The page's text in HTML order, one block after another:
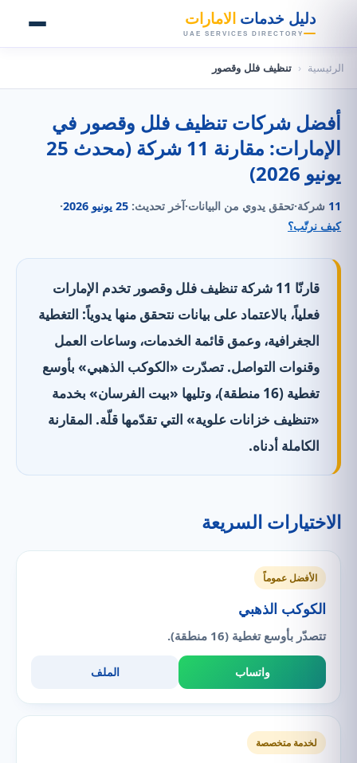
دليل خدمات الامارات
UAE SERVICES DIRECTORY
الرئيسية ‹ تنظيف فلل وقصور
أفضل شركات تنظيف فلل وقصور في
الإمارات: مقارنة 11 شركة (محدث 25
يونيو 2026)
11 شركة·تحقق يدوي من البيانات·آخر تحديث: 25 يونيو 2026
·
كيف نرتّب؟
قارنّا 11 شركة تنظيف فلل وقصور تخدم الإمارات
فعلياً، بالاعتماد على بيانات نتحقق منها يدوياً: التغطية
الجغرافية، وعمق قائمة الخدمات، وساعات العمل
وقنوات التواصل. تصدّرت «الكوكب الذهبي» بأوسع
تغطية (16 منطقة)، وتليها «بيت الفرسان» بخدمة
«تنظيف خزانات علوية» التي تقدّمها قلّة. المقارنة
الكاملة أدناه.
الاختيارات السريعة
الأفضل عموماً
الكوكب الذهبي
تتصدّر بأوسع تغطية (16 منطقة).
واتساب الملف
لخدمة متخصصة